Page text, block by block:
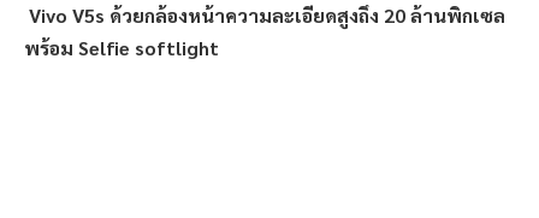
Vivo V5s ด้วยกล้องหน้าความละเอียดสูงถึง 20 ล้านพิกเซล
พร้อม Selfie softlight